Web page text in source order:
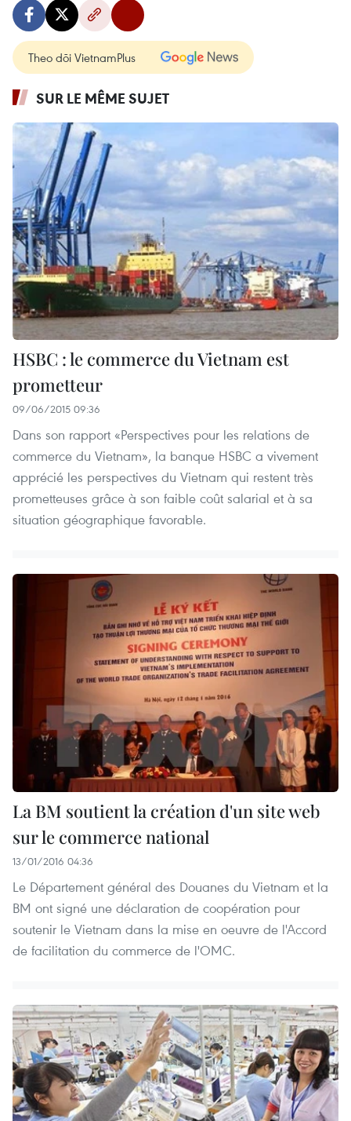
Theo dõi VietnamPlus
SUR LE MÊME SUJET
HSBC : le commerce du Vietnam est
prometteur
09/06/2015 09:36
Dans son rapport «Perspectives pour les relations de
commerce du Vietnam», la banque HSBC a vivement
apprécié les perspectives du Vietnam qui restent très
prometteuses grâce à son faible coût salarial et à sa
situation géographique favorable.
La BM soutient la création d'un site web
sur le commerce national
13/01/2016 04:36
Le Département général des Douanes du Vietnam et la
BM ont signé une déclaration de coopération pour
soutenir le Vietnam dans la mise en oeuvre de l'Accord
de ​facilitation du commerce de l'OMC.